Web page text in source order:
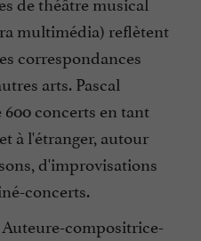
multimédia) reflètent
correspondances
arts. Pascal
concerts en tant
à l'étranger, autour
d'improvisations
concerts.
Auteure-compositrice-